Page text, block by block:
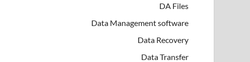
DA Files
Data Management software
Data Recovery
Data Transfer